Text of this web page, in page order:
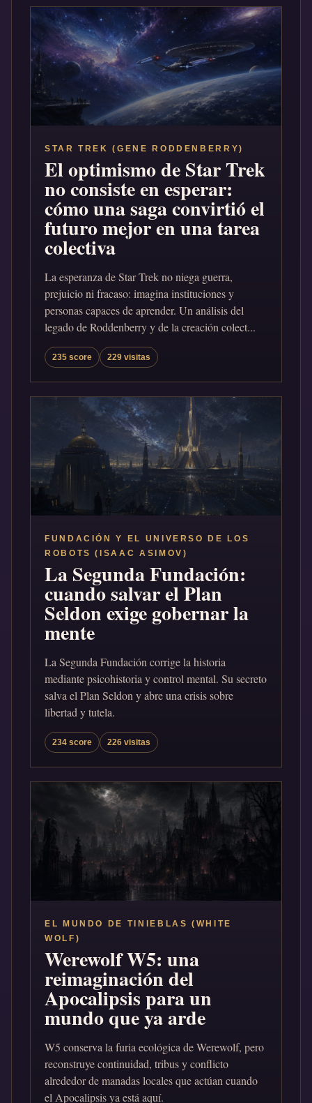
STAR TREK (GENE RODDENBERRY)
El optimismo de Star Trek
no consiste en esperar:
cómo una saga convirtió el
futuro mejor en una tarea
colectiva
La esperanza de Star Trek no niega guerra,
prejuicio ni fracaso: imagina instituciones y
personas capaces de aprender. Un análisis del
legado de Roddenberry y de la creación colect...
235 score 229 visitas
FUNDACIÓN Y EL UNIVERSO DE LOS
ROBOTS (ISAAC ASIMOV)
La Segunda Fundación:
cuando salvar el Plan
Seldon exige gobernar la
mente
La Segunda Fundación corrige la historia
mediante psicohistoria y control mental. Su secreto
salva el Plan Seldon y abre una crisis sobre
libertad y tutela.
234 score 226 visitas
EL MUNDO DE TINIEBLAS (WHITE
WOLF)
Werewolf W5: una
reimaginación del
Apocalipsis para un
mundo que ya arde
W5 conserva la furia ecológica de Werewolf, pero
reconstruye continuidad, tribus y conflicto
alrededor de manadas locales que actúan cuando
el Apocalipsis ya está aquí.